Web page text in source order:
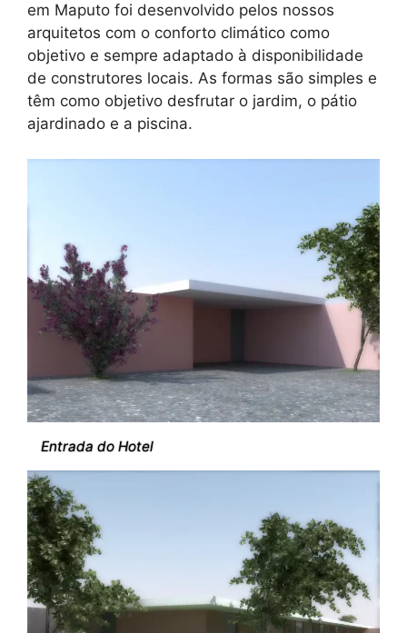
em Maputo foi desenvolvido pelos nossos
arquitetos com o conforto climático como
objetivo e sempre adaptado à disponibilidade
de construtores locais. As formas são simples e
têm como objetivo desfrutar o jardim, o pátio
ajardinado e a piscina.
Entrada do Hotel